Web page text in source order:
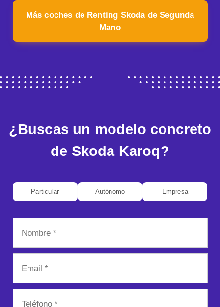
Más coches de Renting Skoda de Segunda
Mano
¿Buscas un modelo concreto
de Skoda Karoq?
Particular Autónomo Empresa